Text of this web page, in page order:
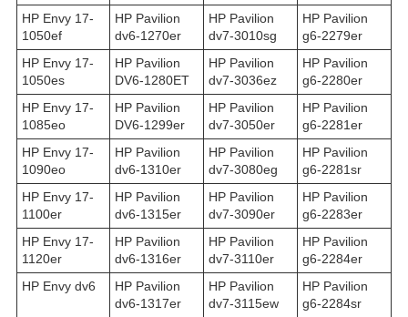
HP Envy 17-
1050ef
HP Pavilion
dv6-1270er
HP Pavilion
dv7-3010sg
HP Pavilion
g6-2279er
HP Envy 17-
1050es
HP Pavilion
DV6-1280ET
HP Pavilion
dv7-3036ez
HP Pavilion
g6-2280er
HP Envy 17-
1085eo
HP Pavilion
DV6-1299er
HP Pavilion
dv7-3050er
HP Pavilion
g6-2281er
HP Envy 17-
1090eo
HP Pavilion
dv6-1310er
HP Pavilion
dv7-3080eg
HP Pavilion
g6-2281sr
HP Envy 17-
1100er
HP Pavilion
dv6-1315er
HP Pavilion
dv7-3090er
HP Pavilion
g6-2283er
HP Envy 17-
1120er
HP Pavilion
dv6-1316er
HP Pavilion
dv7-3110er
HP Pavilion
g6-2284er
HP Envy dv6
HP Pavilion
dv6-1317er
HP Pavilion
dv7-3115ew
HP Pavilion
g6-2284sr